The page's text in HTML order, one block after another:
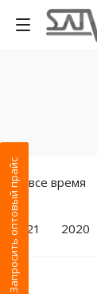
За все время
2021 2020
Запросить оптовый прайс